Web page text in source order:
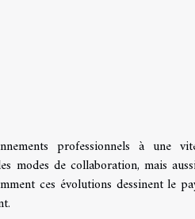
professionnels à une
modes de collaboration, mais
ces évolutions dessinent le